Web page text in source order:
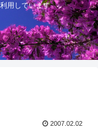
用しています
2007.02.02